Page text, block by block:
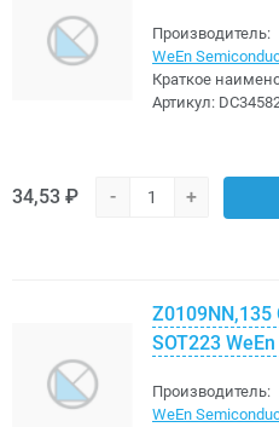
Производитель:
WeEn
Краткое
Артикул:
34,53 ₽ - +
SOT223
Производитель:
WeEn